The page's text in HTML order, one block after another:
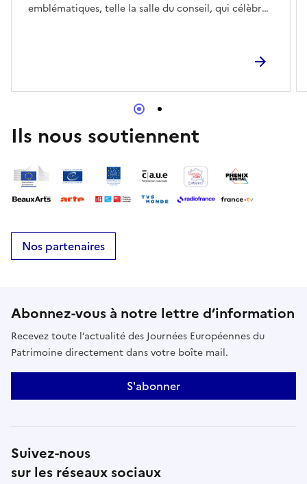
emblématiques, telle la salle du conseil, qui célèbre
Ils nous soutiennent
Nos partenaires
Abonnez-vous à notre lettre d’information
Recevez toute l’actualité des Journées Européennes du
Patrimoine directement dans votre boîte mail.
S'abonner
Suivez-nous
sur les réseaux sociaux